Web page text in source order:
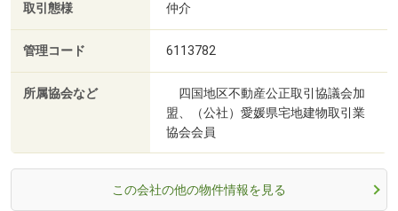
取引態様 仲介
管理コード 6113782
所属協会など
四国地区不動産公正取引協議会加
盟、（公社）愛媛県宅地建物取引業
協会会員
この会社の他の物件情報を見る